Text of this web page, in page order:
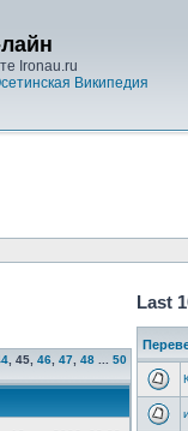
Ironau.ru
Википедия
45 46 47 48 50
Last